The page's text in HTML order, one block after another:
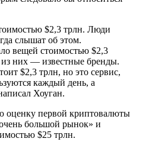
$2,3 трлн. Люди
слышат об этом.
вещей стоимостью $2,3
них — известные бренды.
$2,3 трлн, но это сервис,
каждый день, а
Хоуган.
оценку первой криптовалюты
большой рынок» и
$25 трлн.